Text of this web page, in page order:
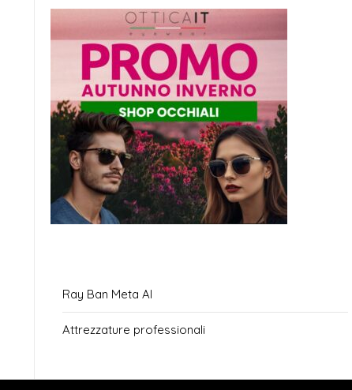
Ray Ban Meta AI
Attrezzature professionali